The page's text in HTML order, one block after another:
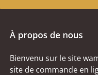
À propos de nous
Bienvenu sur le site
site de commande en